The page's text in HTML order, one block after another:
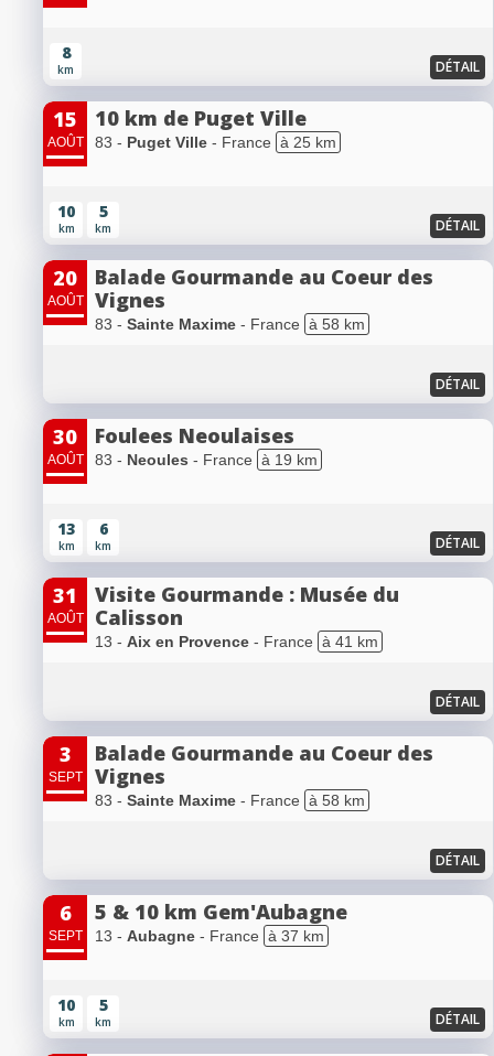
8
km DÉTAIL
15
AOÛT
10 km de Puget Ville
83 - Puget Ville - France à 25 km
10
km
5
km DÉTAIL
20
AOÛT
Balade Gourmande au Coeur des
Vignes
83 - Sainte Maxime - France à 58 km
DÉTAIL
30
AOÛT
Foulees Neoulaises
83 - Neoules - France à 19 km
13
km
6
km DÉTAIL
31
AOÛT
Visite Gourmande : Musée du
Calisson
13 - Aix en Provence - France à 41 km
DÉTAIL
3
SEPT
Balade Gourmande au Coeur des
Vignes
83 - Sainte Maxime - France à 58 km
DÉTAIL
6
SEPT
5 & 10 km Gem'Aubagne
13 - Aubagne - France à 37 km
10
km
5
km DÉTAIL